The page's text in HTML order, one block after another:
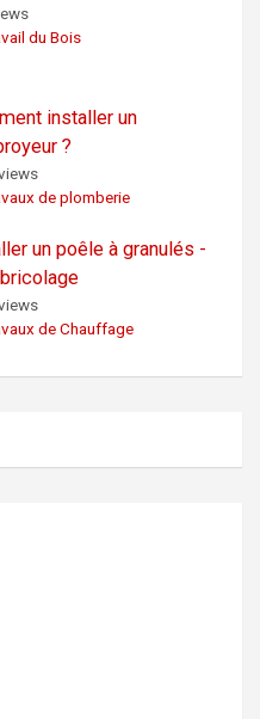
du Bois
installer un
?
de plomberie
un poêle à granulés -
de Chauffage